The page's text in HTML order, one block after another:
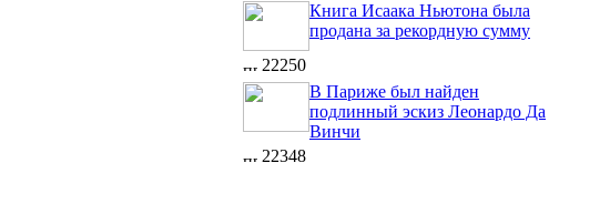
Книга Исаака Ньютона была
продана за рекордную сумму
22250
В Париже был найден
подлинный эскиз Леонардо Да
Винчи
22348